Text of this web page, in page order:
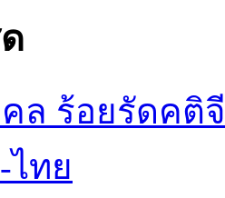
ล ร้อยรัดคติ
ทย